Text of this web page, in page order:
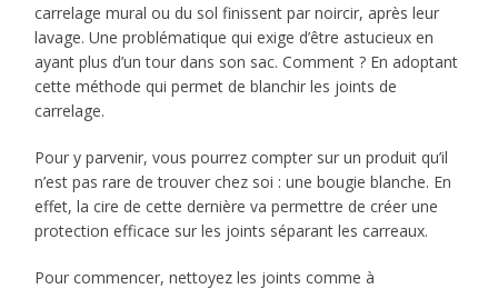
carrelage mural ou du sol finissent par noircir, après leur
lavage. Une problématique qui exige d’être astucieux en
ayant plus d’un tour dans son sac. Comment ? En adoptant
cette méthode qui permet de blanchir les joints de
carrelage.
Pour y parvenir, vous pourrez compter sur un produit qu’il
n’est pas rare de trouver chez soi : une bougie blanche. En
effet, la cire de cette dernière va permettre de créer une
protection efficace sur les joints séparant les carreaux.
Pour commencer, nettoyez les joints comme à